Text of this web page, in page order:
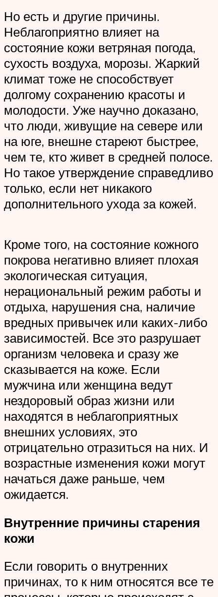
Но есть и другие причины.
Неблагоприятно влияет на
состояние кожи ветряная погода,
сухость воздуха, морозы. Жаркий
климат тоже не способствует
долгому сохранению красоты и
молодости. Уже научно доказано,
что люди, живущие на севере или
на юге, внешне стареют быстрее,
чем те, кто живет в средней полосе.
Но такое утверждение справедливо
только, если нет никакого
дополнительного ухода за кожей.
Кроме того, на состояние кожного
покрова негативно влияет плохая
экологическая ситуация,
нерациональный режим работы и
отдыха, нарушения сна, наличие
вредных привычек или каких-либо
зависимостей. Все это разрушает
организм человека и сразу же
сказывается на коже. Если
мужчина или женщина ведут
нездоровый образ жизни или
находятся в неблагоприятных
внешних условиях, это
отрицательно отразиться на них. И
возрастные изменения кожи могут
начаться даже раньше, чем
ожидается.
Внутренние причины старения
кожи
Если говорить о внутренних
причинах, то к ним относятся все те